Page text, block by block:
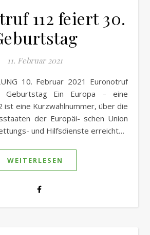
112 feiert 30.
11. Februar 2021
Ein Europa – eine
ist eine Kurzwahlnummer, über die
der Europäi- schen Union
und Hilfsdienste erreicht…
WEITERLESEN